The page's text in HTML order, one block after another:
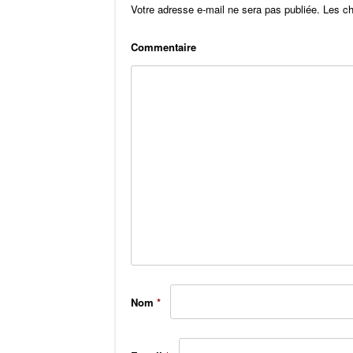
Votre adresse e-mail ne sera pas publiée. Les
Nom*